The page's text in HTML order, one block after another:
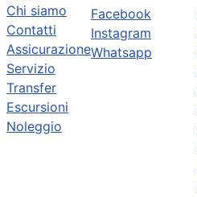
Chi siamo
Contatti
Assicurazione
Servizio
Transfer
Escursioni
Noleggio
Facebook
Instagram
Whatsapp